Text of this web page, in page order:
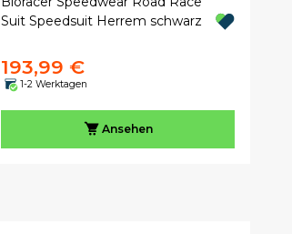
Suit Speedsuit Herrem schwarz
193,99 €
1-2 Werktagen
Ansehen